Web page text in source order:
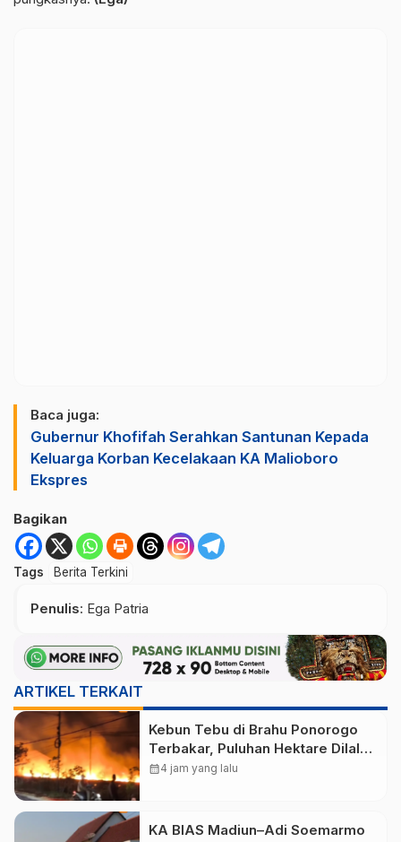
Baca juga:
Gubernur Khofifah Serahkan Santunan Kepada
Keluarga Korban Kecelakaan KA Malioboro
Ekspres
Bagikan
Tags Berita Terkini
Penulis: Ega Patria
ARTIKEL TERKAIT
Kebun Tebu di Brahu Ponorogo
Terbakar, Puluhan Hektare Dilalap
Api
calendar_month4 jam yang lalu
KA BIAS Madiun–Adi Soemarmo